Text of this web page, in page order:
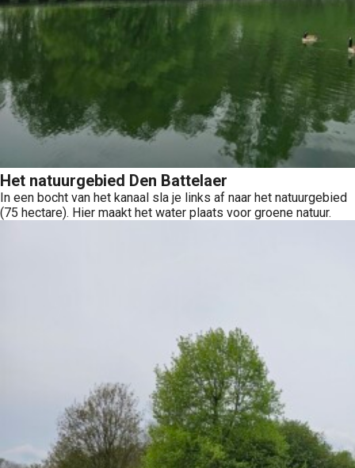
Het natuurgebied Den Battelaer
In een bocht van het kanaal sla je links af naar het natuurgebied
(75 hectare). Hier maakt het water plaats voor groene natuur.